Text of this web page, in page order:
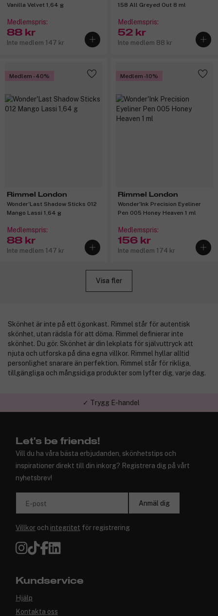
Vanilla Velvet 1,64 g
Medlemspris:
88 kr
Inte medlem 147 kr
158 All Greyed Out 8 ml
Medlemspris:
52 kr
Inte medlem 88 kr
Medlem -40%
Rimmel London
Wonder'Last Shadow Sticks 012
Mango Lassi 1,64 g
Medlemspris:
88 kr
Inte medlem 147 kr
Medlem -10%
Rimmel London
Wonder'Ink Precision Eyeliner
Pen 005 Honey Heaven 1 ml
Medlemspris:
156 kr
Inte medlem 174 kr
Visa fler
Skönhet är inte på ett ögonkast. Rimmel står för autentisk
skönhet, utan rädsla för att döma. Rimmel definierar inte
skönhet. Du gör. Skönhet är din lekplats för självuttryck att
njuta och utforska på dina egna villkor. Rimmel hyllar alltid
personlighet snarare än perfektion. Rimmel står för rikliga,
tillgängliga och mångsidiga produkter som lyfter dig, varje dag.
✓ Trygg E-handel
Let's be friends!
Vill du ha våra bästa erbjudanden, skönhetstips och
inspirationer direkt till din inkorg? Registrera dig på vårt
nyhetsbrev!
E-post Anmäl dig
Villkor och integritet för registrering
Kundservice
Hjälp
Kontakta oss